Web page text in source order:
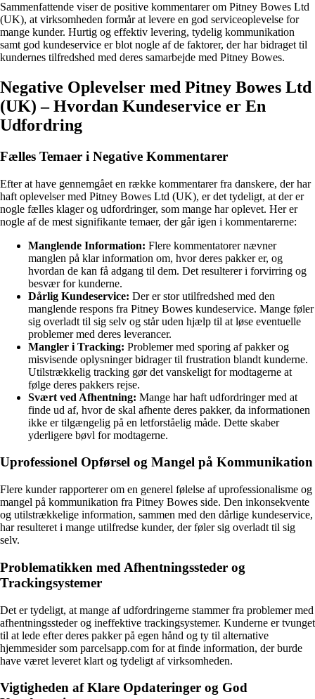
Sammenfattende viser de positive kommentarer om Pitney Bowes Ltd
(UK), at virksomheden formår at levere en god serviceoplevelse for
mange kunder. Hurtig og effektiv levering, tydelig kommunikation
samt god kundeservice er blot nogle af de faktorer, der har bidraget til
kundernes tilfredshed med deres samarbejde med Pitney Bowes.
Negative Oplevelser med Pitney Bowes Ltd
(UK) – Hvordan Kundeservice er En
Udfordring
Fælles Temaer i Negative Kommentarer
Efter at have gennemgået en række kommentarer fra danskere, der har
haft oplevelser med Pitney Bowes Ltd (UK), er det tydeligt, at der er
nogle fælles klager og udfordringer, som mange har oplevet. Her er
nogle af de mest signifikante temaer, der går igen i kommentarerne:
Manglende Information: Flere kommentatorer nævner
manglen på klar information om, hvor deres pakker er, og
hvordan de kan få adgang til dem. Det resulterer i forvirring og
besvær for kunderne.
Dårlig Kundeservice: Der er stor utilfredshed med den
manglende respons fra Pitney Bowes kundeservice. Mange føler
sig overladt til sig selv og står uden hjælp til at løse eventuelle
problemer med deres leverancer.
Mangler i Tracking: Problemer med sporing af pakker og
misvisende oplysninger bidrager til frustration blandt kunderne.
Utilstrækkelig tracking gør det vanskeligt for modtagerne at
følge deres pakkers rejse.
Svært ved Afhentning: Mange har haft udfordringer med at
finde ud af, hvor de skal afhente deres pakker, da informationen
ikke er tilgængelig på en letforståelig måde. Dette skaber
yderligere bøvl for modtagerne.
Uprofessionel Opførsel og Mangel på Kommunikation
Flere kunder rapporterer om en generel følelse af uprofessionalisme og
mangel på kommunikation fra Pitney Bowes side. Den inkonsekvente
og utilstrækkelige information, sammen med den dårlige kundeservice,
har resulteret i mange utilfredse kunder, der føler sig overladt til sig
selv.
Problematikken med Afhentningssteder og
Trackingsystemer
Det er tydeligt, at mange af udfordringerne stammer fra problemer med
afhentningssteder og ineffektive trackingsystemer. Kunderne er tvunget
til at lede efter deres pakker på egen hånd og ty til alternative
hjemmesider som parcelsapp.com for at finde information, der burde
have været leveret klart og tydeligt af virksomheden.
Vigtigheden af Klare Opdateringer og God